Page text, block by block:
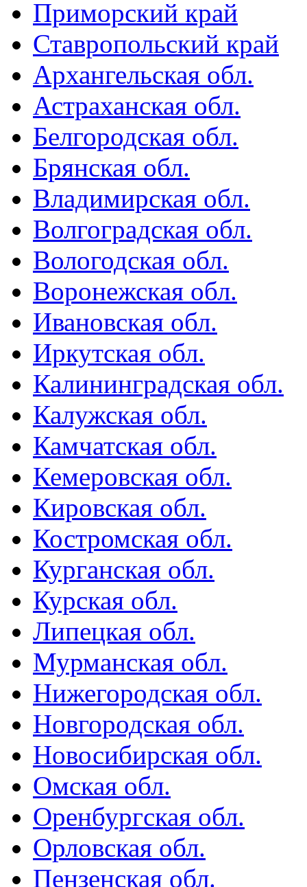
Приморский край
Ставропольский край
Архангельская обл.
Астраханская обл.
Белгородская обл.
Брянская обл.
Владимирская обл.
Волгоградская обл.
Вологодская обл.
Воронежская обл.
Ивановская обл.
Иркутская обл.
Калининградская обл.
Калужская обл.
Камчатская обл.
Кемеровская обл.
Кировская обл.
Костромская обл.
Курганская обл.
Курская обл.
Липецкая обл.
Мурманская обл.
Нижегородская обл.
Новгородская обл.
Новосибирская обл.
Омская обл.
Оренбургская обл.
Орловская обл.
Пензенская обл.